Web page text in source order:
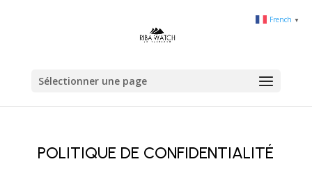
Sélectionner une page
POLITIQUE DE CONFIDENTIALITÉ
French ▼